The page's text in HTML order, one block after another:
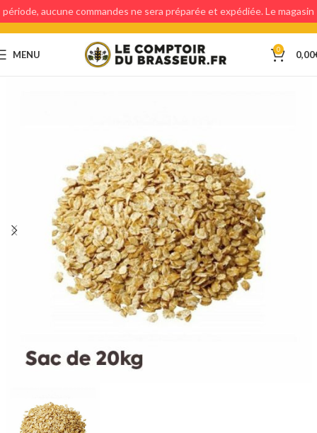
MENU 0 0,00
période, aucune commandes ne sera préparée et expédiée. Le magasin
étant fermé, aucun retraits en magasin ne sera possible.